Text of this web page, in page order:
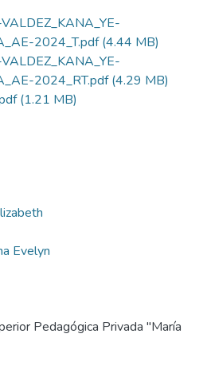
VALDEZ_KANA_YE-
2024_T.pdf(4.44 MB)
2024_RT.pdf(4.29 MB)
(1.21 MB)
Evelyn
Pedagógica Privada "María